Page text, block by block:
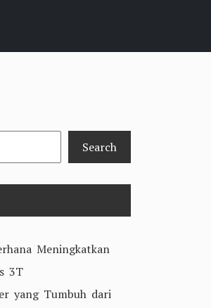
Search
Meningkatkan
3T
yang Tumbuh dari